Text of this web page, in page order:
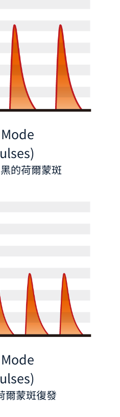
的荷爾蒙斑
爾蒙斑復發